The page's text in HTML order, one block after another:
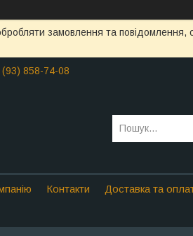
замовлення та повідомлення,
(93) 858-74-08
Контакти Доставка та